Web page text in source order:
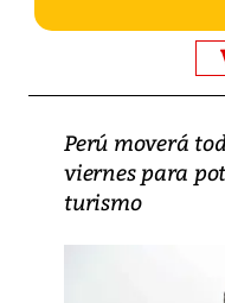
Perú moverá
viernes para
turismo